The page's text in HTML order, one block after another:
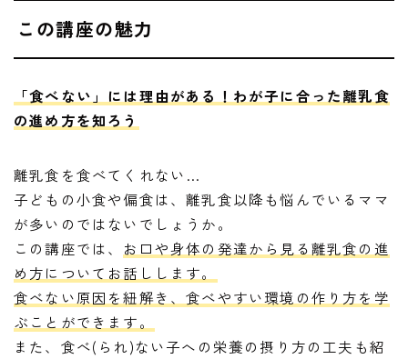
この講座の魅力
「食べない」には理由がある！わが子に合った離乳食
の進め方を知ろう
離乳食を食べてくれない…
子どもの小食や偏食は、離乳食以降も悩んでいるママ
が多いのではないでしょうか。
この講座では、 お口や身体の発達から見る離乳食の進
め方についてお話しします。
食べない原因を紐解き、食べやすい環境の作り方を学
ぶことができます。
また、食べ(られ)ない子への栄養の摂り方の工夫も紹